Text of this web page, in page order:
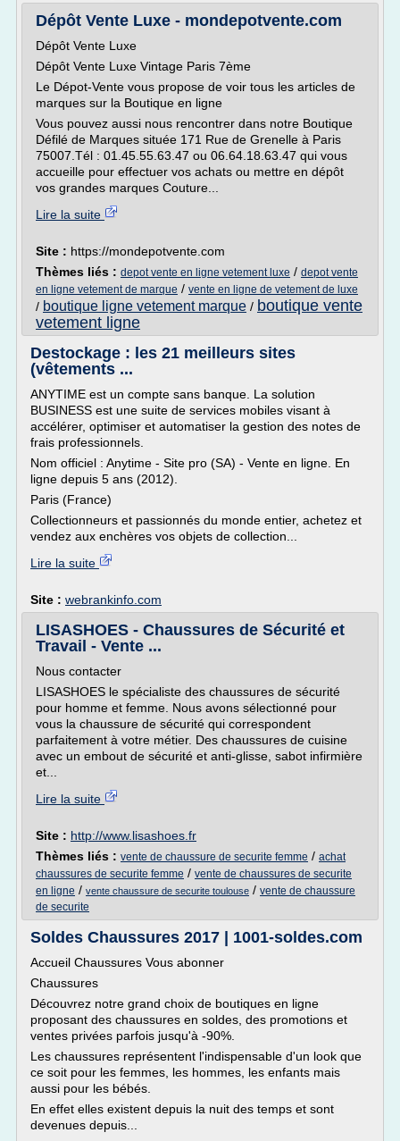
Dépôt Vente Luxe - mondepotvente.com
Dépôt Vente Luxe
Dépôt Vente Luxe Vintage Paris 7ème
Le Dépot-Vente vous propose de voir tous les articles de
marques sur la Boutique en ligne
Vous pouvez aussi nous rencontrer dans notre Boutique
Défilé de Marques située 171 Rue de Grenelle à Paris
75007.Tél : 01.45.55.63.47 ou 06.64.18.63.47 qui vous
accueille pour effectuer vos achats ou mettre en dépôt
vos grandes marques Couture...
Lire la suite
Site : https://mondepotvente.com
Thèmes liés : depot vente en ligne vetement luxe / depot vente
en ligne vetement de marque / vente en ligne de vetement de luxe
/ boutique ligne vetement marque / boutique vente
vetement ligne
Destockage : les 21 meilleurs sites
(vêtements ...
ANYTIME est un compte sans banque. La solution
BUSINESS est une suite de services mobiles visant à
accélérer, optimiser et automatiser la gestion des notes de
frais professionnels.
Nom officiel : Anytime - Site pro (SA) - Vente en ligne. En
ligne depuis 5 ans (2012).
Paris (France)
Collectionneurs et passionnés du monde entier, achetez et
vendez aux enchères vos objets de collection...
Lire la suite
Site : webrankinfo.com
LISASHOES - Chaussures de Sécurité et
Travail - Vente ...
Nous contacter
LISASHOES le spécialiste des chaussures de sécurité
pour homme et femme. Nous avons sélectionné pour
vous la chaussure de sécurité qui correspondent
parfaitement à votre métier. Des chaussures de cuisine
avec un embout de sécurité et anti-glisse, sabot infirmière
et...
Lire la suite
Site : http://www.lisashoes.fr
Thèmes liés : vente de chaussure de securite femme / achat
chaussures de securite femme / vente de chaussures de securite
en ligne / vente chaussure de securite toulouse / vente de chaussure
de securite
Soldes Chaussures 2017 | 1001-soldes.com
Accueil Chaussures Vous abonner
Chaussures
Découvrez notre grand choix de boutiques en ligne
proposant des chaussures en soldes, des promotions et
ventes privées parfois jusqu'à -90%.
Les chaussures représentent l'indispensable d'un look que
ce soit pour les femmes, les hommes, les enfants mais
aussi pour les bébés.
En effet elles existent depuis la nuit des temps et sont
devenues depuis...